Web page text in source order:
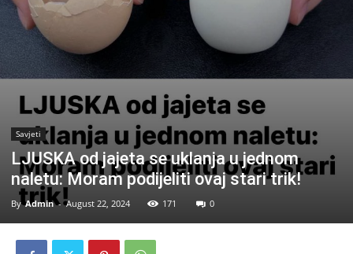
Savjeti
LJUSKA od jajeta se uklanja u jednom
naletu: Moram podijeliti ovaj stari trik!
By Admin - August 22, 2024 171 0